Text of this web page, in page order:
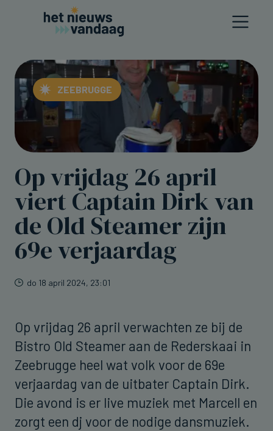
ZEEBRUGGE
Op vrijdag 26 april
viert Captain Dirk van
de Old Steamer zijn
69e verjaardag
do 18 april 2024, 23:01
Op vrijdag 26 april verwachten ze bij de
Bistro Old Steamer aan de Rederskaai in
Zeebrugge heel wat volk voor de 69e
verjaardag van de uitbater Captain Dirk.
Die avond is er live muziek met Marcell en
zorgt een dj voor de nodige dansmuziek.